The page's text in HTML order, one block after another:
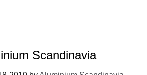
Scandinavia